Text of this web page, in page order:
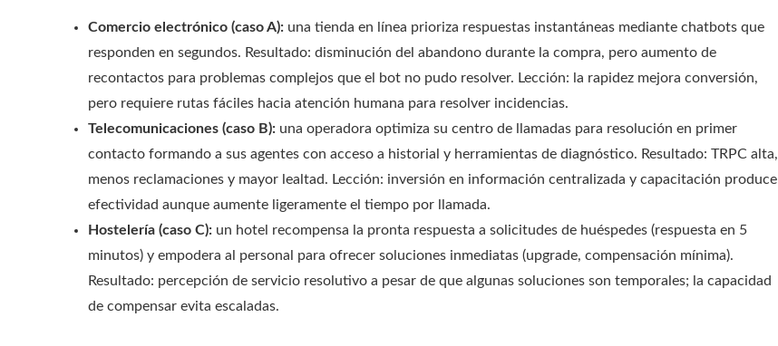
Comercio electrónico (caso A): una tienda en línea prioriza respuestas instantáneas mediante chatbots que
responden en segundos. Resultado: disminución del abandono durante la compra, pero aumento de
recontactos para problemas complejos que el bot no pudo resolver. Lección: la rapidez mejora conversión,
pero requiere rutas fáciles hacia atención humana para resolver incidencias.
Telecomunicaciones (caso B): una operadora optimiza su centro de llamadas para resolución en primer
contacto formando a sus agentes con acceso a historial y herramientas de diagnóstico. Resultado: TRPC alta,
menos reclamaciones y mayor lealtad. Lección: inversión en información centralizada y capacitación produce
efectividad aunque aumente ligeramente el tiempo por llamada.
Hostelería (caso C): un hotel recompensa la pronta respuesta a solicitudes de huéspedes (respuesta en 5
minutos) y empodera al personal para ofrecer soluciones inmediatas (upgrade, compensación mínima).
Resultado: percepción de servicio resolutivo a pesar de que algunas soluciones son temporales; la capacidad
de compensar evita escaladas.